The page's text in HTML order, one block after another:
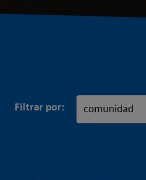
Filtrar por: